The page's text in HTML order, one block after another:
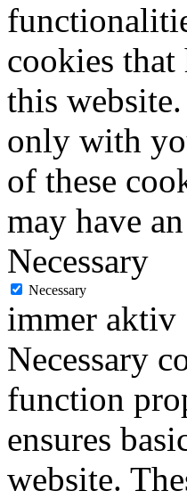
cookies that
this
only with
of these
may have
Necessary
Necessary
immer aktiv
Necessary
function
ensures
website.